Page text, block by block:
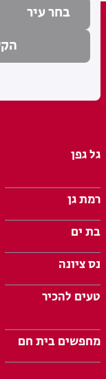
גל גפן
רמת גן
בת ים
נס ציונה
טעים להכיר
מחפשים בית חם